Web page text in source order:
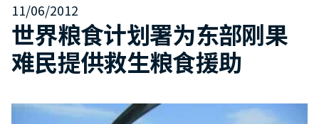
11/06/2012
世界粮食计划署为东部刚果
难民提供救生粮食援助